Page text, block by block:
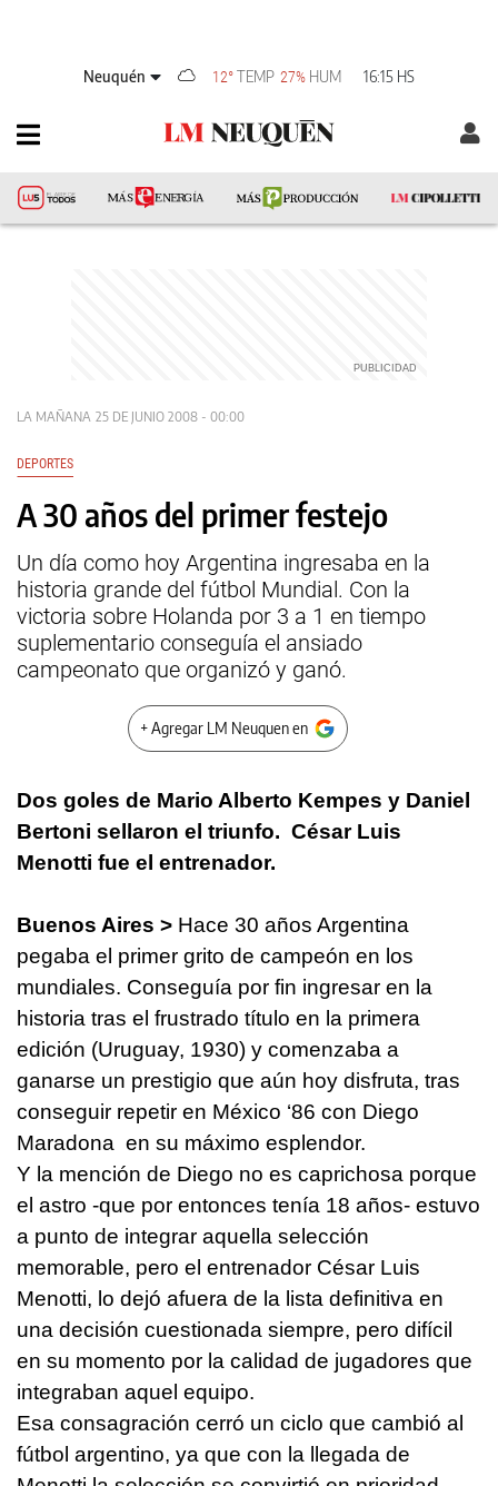
Neuquén 12°TEMP 27% HUM 16:15 HS
LA MAÑANA 25 DE JUNIO 2008 - 00:00
DEPORTES
A 30 años del primer festejo
Un día como hoy Argentina ingresaba en la
historia grande del fútbol Mundial. Con la
victoria sobre Holanda por 3 a 1 en tiempo
suplementario conseguía el ansiado
campeonato que organizó y ganó.
+ Agregar LM Neuquen en
Dos goles de Mario Alberto Kempes y Daniel
Bertoni sellaron el triunfo. César Luis
Menotti fue el entrenador.
Buenos Aires > Hace 30 años Argentina
pegaba el primer grito de campeón en los
mundiales. Conseguía por fin ingresar en la
historia tras el frustrado título en la primera
edición (Uruguay, 1930) y comenzaba a
ganarse un prestigio que aún hoy disfruta, tras
conseguir repetir en México ‘86 con Diego
Maradona en su máximo esplendor.
Y la mención de Diego no es caprichosa porque
el astro -que por entonces tenía 18 años- estuvo
a punto de integrar aquella selección
memorable, pero el entrenador César Luis
Menotti, lo dejó afuera de la lista definitiva en
una decisión cuestionada siempre, pero difícil
en su momento por la calidad de jugadores que
integraban aquel equipo.
Esa consagración cerró un ciclo que cambió al
fútbol argentino, ya que con la llegada de